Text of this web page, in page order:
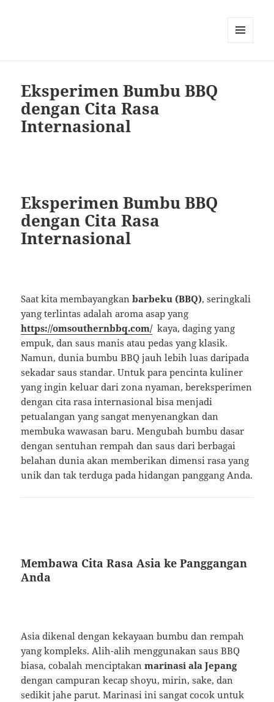
Eksperimen Bumbu BBQ
dengan Cita Rasa
Internasional
Eksperimen Bumbu BBQ
dengan Cita Rasa
Internasional
Saat kita membayangkanbarbeku (BBQ), seringkali
yang terlintas adalah aroma asap yang
https://omsouthernbbq.com/kaya, daging yang
empuk, dan saus manis atau pedas yang klasik.
Namun, dunia bumbu BBQ jauh lebih luas daripada
sekadar saus standar. Untuk para pencinta kuliner
yang ingin keluar dari zona nyaman, bereksperimen
dengan cita rasa internasional bisa menjadi
petualangan yang sangat menyenangkan dan
membuka wawasan baru. Mengubah bumbu dasar
dengan sentuhan rempah dan saus dari berbagai
belahan dunia akan memberikan dimensi rasa yang
unik dan tak terduga pada hidangan panggang Anda.
Membawa Cita Rasa Asia ke Panggangan
Anda
Asia dikenal dengan kekayaan bumbu dan rempah
yang kompleks. Alih-alih menggunakan saus BBQ
biasa, cobalah menciptakanmarinasi ala Jepang
dengan campuran kecap shoyu, mirin, sake, dan
sedikit jahe parut. Marinasi ini sangat cocok untuk